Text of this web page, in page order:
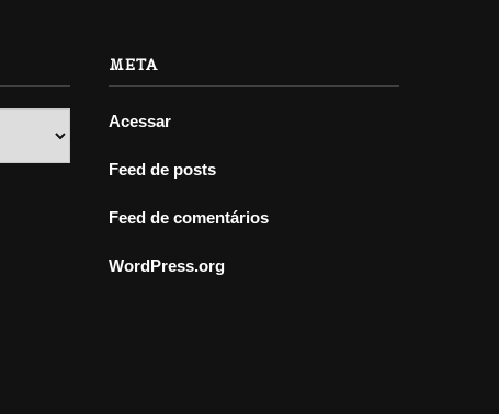
META
Acessar
Feed de posts
Feed de comentários
WordPress.org